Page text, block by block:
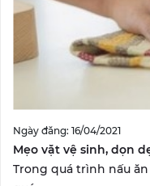
Ngày đăng: 16/04/2021
Mẹo vặt vệ sinh, dọn
Trong quá trình nấu